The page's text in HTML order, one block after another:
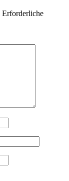
Erforderliche